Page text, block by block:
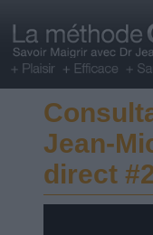
Jean-
direct